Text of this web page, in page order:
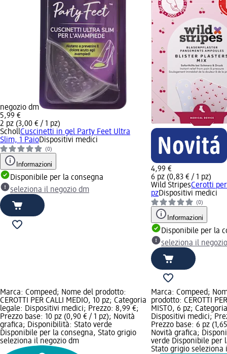
negozio dm
5,99 €
2 pz (3,00 € / 1 pz)
SchollCuscinetti in gel Party Feet Ultra
Slim, 1 PaioDispositivi medici
(0)
Informazioni
Disponibile per la consegna
seleziona il negozio dm
4,99 €
6 pz (0,83 € / 1 pz)
Wild StripesCerotti
pzDispositivi medici
(0)
Informazioni
Disponibile per la
seleziona il
Marca: Compeed; Nome del prodotto:
CEROTTI PER CALLI MEDIO, 10 pz; Categoria
legale: Dispositivi medici; Prezzo: 8,99 €;
Prezzo base: 10 pz (0,90 € / 1 pz); Novità
grafica; Disponibilità: Stato verde
Disponibile per la consegna, Stato grigio
seleziona il negozio dm
Marca: Compeed;
prodotto: CEROTTI
MISTO, 6 pz;
Dispositivi medici;
Prezzo base: 6 pz
Novità grafica;
verde Disponibile per
Stato grigio seleziona